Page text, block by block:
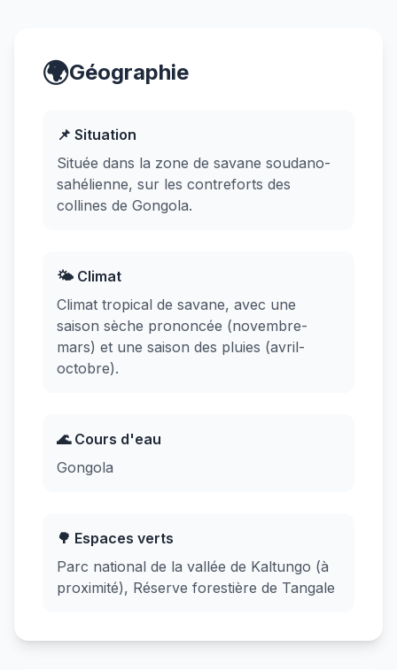
🌍Géographie
📌 Situation
Située dans la zone de savane soudano-
sahélienne, sur les contreforts des
collines de Gongola.
🌤️ Climat
Climat tropical de savane, avec une
saison sèche prononcée (novembre-
mars) et une saison des pluies (avril-
octobre).
🌊 Cours d'eau
Gongola
🌳 Espaces verts
Parc national de la vallée de Kaltungo (à
proximité), Réserve forestière de Tangale